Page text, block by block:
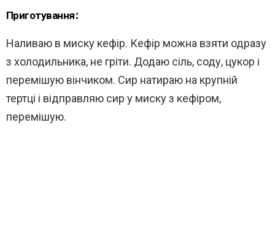
Приготування:
Наливаю в миску кефір. Кефір можна взяти одразу
з холодильника, не гріти. Додаю сіль, соду, цукор і
перемішую вінчиком. Сир натираю на крупній
тертці і відправляю сир у миску з кефіром,
перемішую.